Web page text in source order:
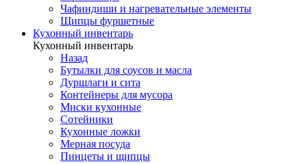
Чафиндиши и нагревательные элементы
Щипцы фуршетные
Кухонный инвентарь
Кухонный инвентарь
Назад
Бутылки для соусов и масла
Дуршлаги и сита
Контейнеры для мусора
Миски кухонные
Сотейники
Кухонные ложки
Мерная посуда
Пинцеты и щипцы